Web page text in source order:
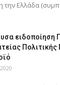
την Ελλάδα
ειδοποίηση